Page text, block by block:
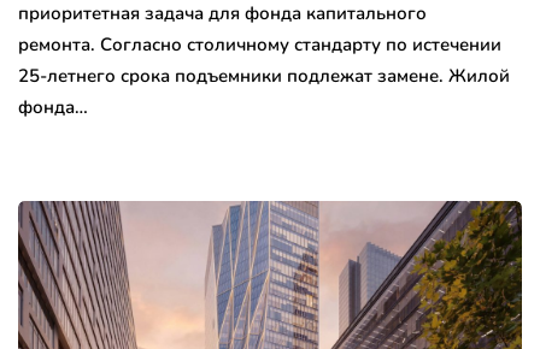
приоритетная задача для фонда капитального
ремонта. Согласно столичному стандарту по истечении
25-летнего срока подъемники подлежат замене. Жилой
фонда…